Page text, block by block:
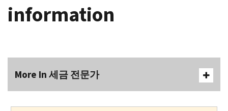
information
More In 세금 전문가